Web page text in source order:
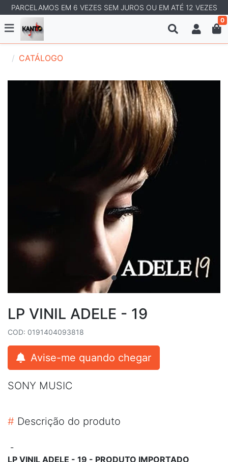
PARCELAMOS EM 6 VEZES SEM JUROS OU EM ATÉ 12 VEZES
0
CATÁLOGO
LP VINIL ADELE - 19
COD: 0191404093818
Avise-me quando chegar
SONY MUSIC
# Descrição do produto
-
LP VINIL ADELE - 19 - PRODUTO IMPORTADO